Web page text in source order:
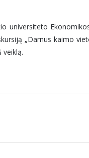
universiteto
„Darnus kaimo
veiklą.